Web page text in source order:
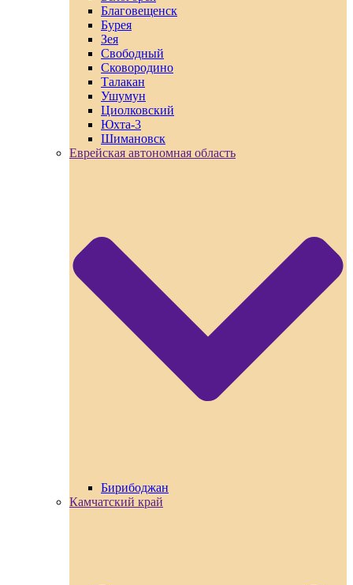
Благовещенск
Бурея
Зея
Свободный
Сковородино
Талакан
Ушумун
Циолковский
Юхта-3
Шимановск
Еврейская автономная область
Бирибоджан
Камчатский край